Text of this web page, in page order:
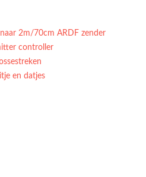
2m/70cm ARDF zender
controller
en datjes